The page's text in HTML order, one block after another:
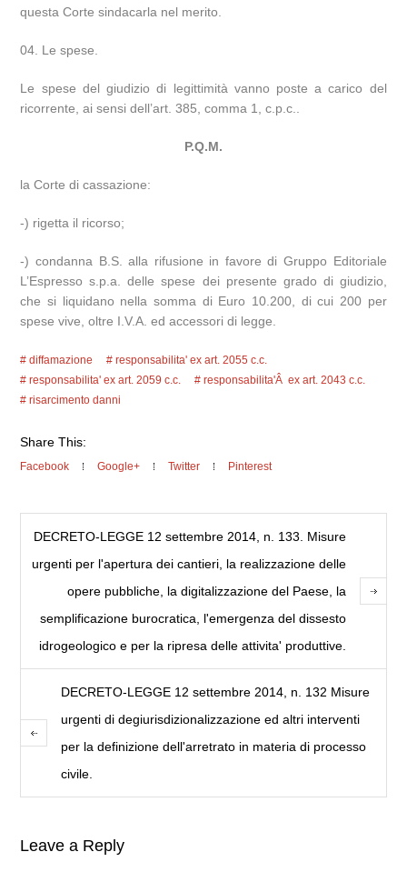
questa Corte sindacarla nel merito.
Le spese.
Le spese del giudizio di legittimità vanno poste a carico del
ricorrente, ai sensi dell’art. 385, comma 1, c.p.c..
P.Q.M.
la Corte di cassazione:
-) rigetta il ricorso;
-) condanna B.S. alla rifusione in favore di Gruppo Editoriale
L’Espresso s.p.a. delle spese dei presente grado di giudizio,
che si liquidano nella somma di Euro 10.200, di cui 200 per
spese vive, oltre I.V.A. ed accessori di legge.
diffamazione
responsabilita' ex art. 2055 c.c.
responsabilita' ex art. 2059 c.c.
responsabilita'Â ex art. 2043 c.c.
risarcimento danni
Share This:
Facebook Google+ Twitter Pinterest
DECRETO-LEGGE 12 settembre 2014, n. 133. Misure
urgenti per l'apertura dei cantieri, la realizzazione delle
opere pubbliche, la digitalizzazione del Paese, la
semplificazione burocratica, l'emergenza del dissesto
idrogeologico e per la ripresa delle attivita' produttive.
DECRETO-LEGGE 12 settembre 2014, n. 132 Misure
urgenti di degiurisdizionalizzazione ed altri interventi
per la definizione dell'arretrato in materia di processo
civile.
Leave a Reply